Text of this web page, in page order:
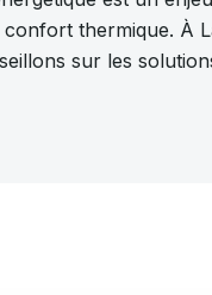
thermique. À
sur les